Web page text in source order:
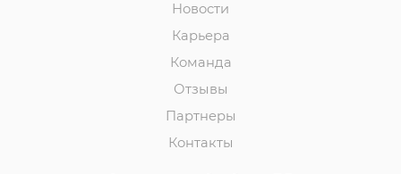
Новости
Карьера
Команда
Отзывы
Партнеры
Контакты